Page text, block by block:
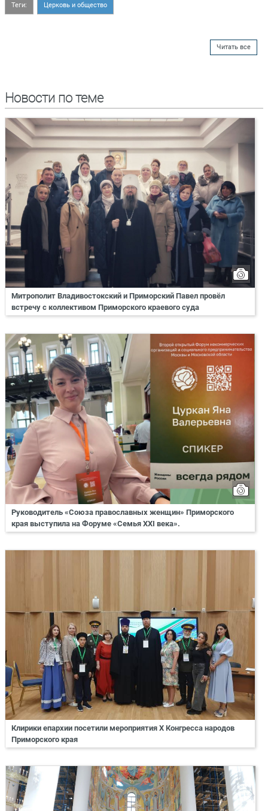
Теги: Церковь и общество
Читать все
Новости по теме
Митрополит Владивостокский и Приморский Павел провёл
встречу с коллективом Приморского краевого суда
Руководитель «Союза православных женщин» Приморского
края выступила на Форуме «Семья XXI века».
Клирики епархии посетили мероприятия X Конгресса народов
Приморского края